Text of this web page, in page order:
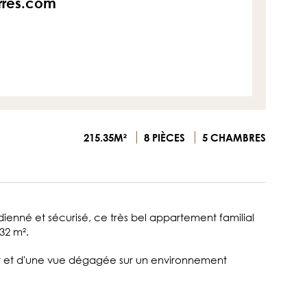
215.35M² 8 PIÈCES 5 CHAMBRES
et sécurisé, ce très bel appartement familial
m².
d'une vue dégagée sur un environnement